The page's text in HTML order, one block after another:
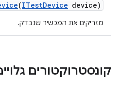
(ITestDevice device)
מזריקים את המכשיר שנבדק.
קונסטרוקטורים